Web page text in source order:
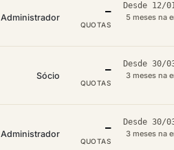
Administrador
—
QUOTAS
Desde 12/
5 meses na
Sócio
—
QUOTAS
Desde 30/
3 meses na
Administrador
—
QUOTAS
Desde 30/
3 meses na